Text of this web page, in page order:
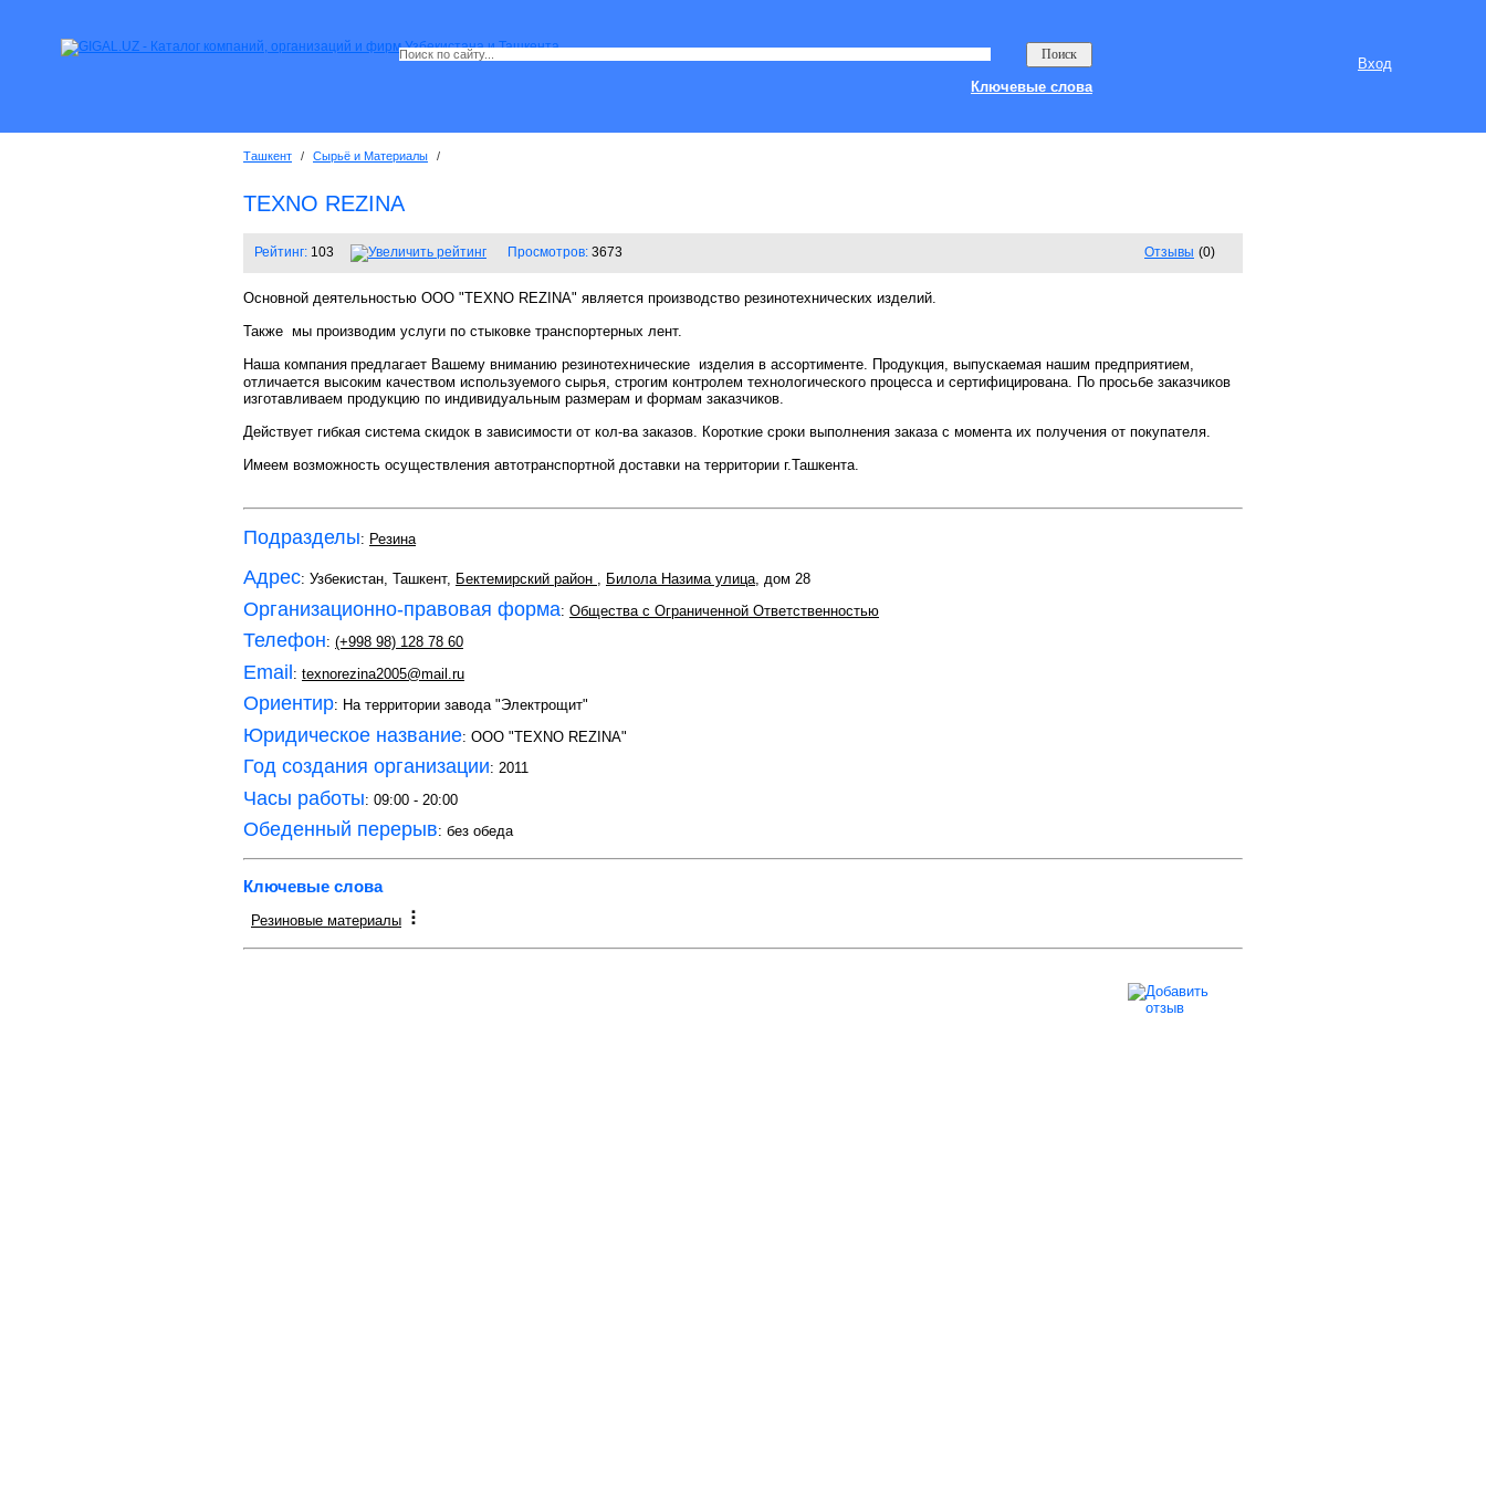
Вход
Ключевые слова
Ташкент / Сырьё и Материалы /
TEXNO REZINA
Рейтинг: 103 Просмотров: 3673 Отзывы (0)
Основной деятельностью ООО "ТЕХNO REZINA" является производство резинотехнических изделий.
Также мы производим услуги по стыковке транспортерных лент.
Наша компания предлагает Вашему вниманию резинотехнические изделия в ассортименте. Продукция, выпускаемая нашим предприятием,
отличается высоким качеством используемого сырья, строгим контролем технологического процесса и сертифицирована. По просьбе заказчиков
изготавливаем продукцию по индивидуальным размерам и формам заказчиков.
Действует гибкая система скидок в зависимости от кол-ва заказов. Короткие сроки выполнения заказа с момента их получения от покупателя.
Имеем возможность осуществления автотранспортной доставки на территории г.Ташкента.
Подразделы: Резина
Адрес: Узбекистан, Ташкент, Бектемирский район , Билола Назима улица, дом 28
Организационно-правовая форма: Общества с Ограниченной Ответственностью
Телефон: (+998 98) 128 78 60
Email: texnorezina2005@mail.ru
Ориентир: На территории завода "Электрощит"
Юридическое название: ООО "TEXNO REZINA"
Год создания организации: 2011
Часы работы: 09:00 - 20:00
Обеденный перерыв: без обеда
Ключевые слова
Резиновые материалы